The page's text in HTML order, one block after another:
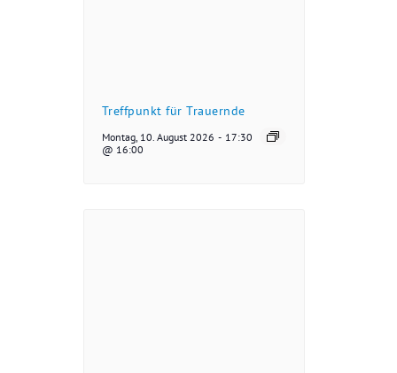
Treffpunkt für Trauernde
Montag, 10. August 2026
@ 16:00
- 17:30